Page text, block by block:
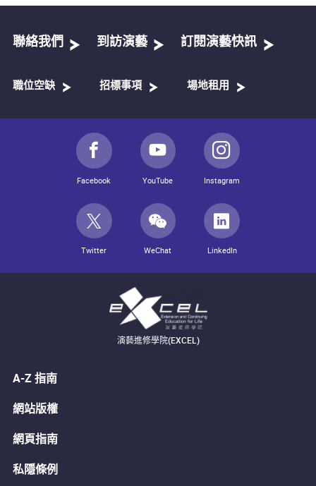
聯絡我們 到訪演藝 訂閱演藝快訊
職位空缺 招標事項 場地租用
Facebook YouTube Instagram
Twitter WeChat LinkedIn
演藝進修學院(EXCEL)
A-Z 指南
網站版權
網頁指南
私隱條例